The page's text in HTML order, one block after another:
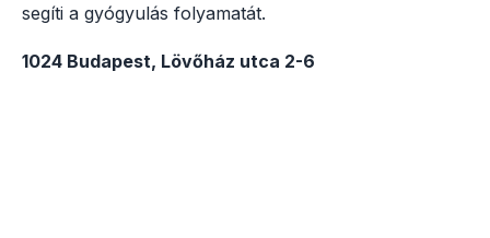
segíti a gyógyulás folyamatát.
1024 Budapest, Lövőház utca 2-6